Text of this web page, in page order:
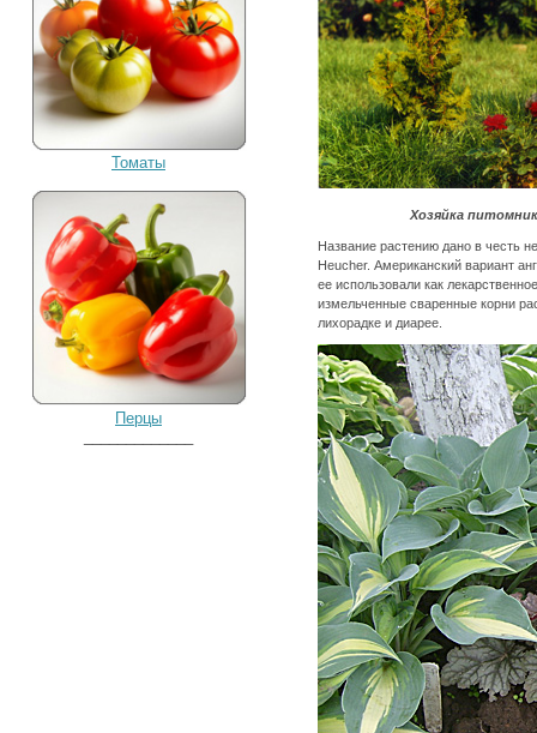
Томаты
Перцы
Хозяйка
Название растению дано в честь
Heucher. Американский вариант
ее использовали как
измельченные сваренные корни
лихорадке и диарее.